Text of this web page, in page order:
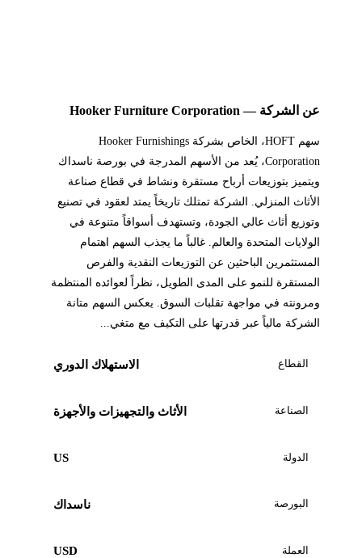
عن الشركة — Hooker Furniture Corporation
سهم HOFT، الخاص بشركة Hooker Furnishings
Corporation، يُعد من الأسهم المدرجة في بورصة ناسداك
ويتميز بتوزيعات أرباح مستقرة ونشاط في قطاع صناعة
الأثاث المنزلي. الشركة تمتلك تاريخاً يمتد لعقود في تصنيع
وتوزيع أثاث عالي الجودة، وتستهدف أسواقاً متنوعة في
الولايات المتحدة والعالم. غالباً ما يجذب السهم اهتمام
المستثمرين الباحثين عن التوزيعات النقدية والفرص
المستقرة للنمو على المدى الطويل، نظراً لعوائده المنتظمة
ومرونته في مواجهة تقلبات السوق. يعكس السهم متانة
الشركة مالياً عبر قدرتها على التكيف مع متغي...
القطاع الاستهلاك الدوري
الصناعة الأثاث والتجهيزات والأجهزة
الدولة US
البورصة ناسداك
العملة USD